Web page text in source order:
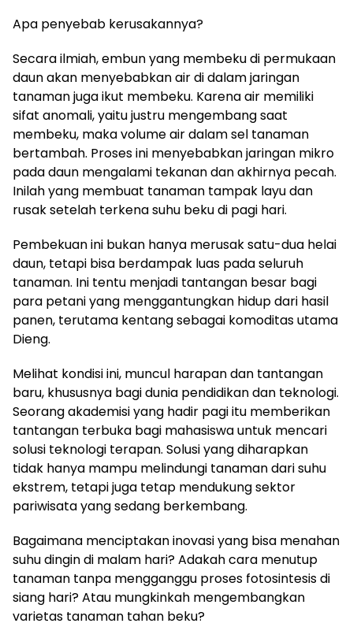
Apa penyebab kerusakannya?
Secara ilmiah, embun yang membeku di permukaan
daun akan menyebabkan air di dalam jaringan
tanaman juga ikut membeku. Karena air memiliki
sifat anomali, yaitu justru mengembang saat
membeku, maka volume air dalam sel tanaman
bertambah. Proses ini menyebabkan jaringan mikro
pada daun mengalami tekanan dan akhirnya pecah.
Inilah yang membuat tanaman tampak layu dan
rusak setelah terkena suhu beku di pagi hari.
Pembekuan ini bukan hanya merusak satu-dua helai
daun, tetapi bisa berdampak luas pada seluruh
tanaman. Ini tentu menjadi tantangan besar bagi
para petani yang menggantungkan hidup dari hasil
panen, terutama kentang sebagai komoditas utama
Dieng.
Melihat kondisi ini, muncul harapan dan tantangan
baru, khususnya bagi dunia pendidikan dan teknologi.
Seorang akademisi yang hadir pagi itu memberikan
tantangan terbuka bagi mahasiswa untuk mencari
solusi teknologi terapan. Solusi yang diharapkan
tidak hanya mampu melindungi tanaman dari suhu
ekstrem, tetapi juga tetap mendukung sektor
pariwisata yang sedang berkembang.
Bagaimana menciptakan inovasi yang bisa menahan
suhu dingin di malam hari? Adakah cara menutup
tanaman tanpa mengganggu proses fotosintesis di
siang hari? Atau mungkinkah mengembangkan
varietas tanaman tahan beku?